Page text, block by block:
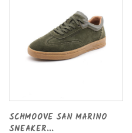
SCHMOOVE SAN MARINO
SNEAKER...